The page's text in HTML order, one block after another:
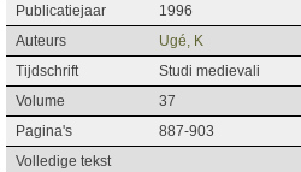
Publicatiejaar
1996
Auteurs
Ugé, K
Tijdschrift
Studi medievali
Volume
37
Pagina's
887-903
Volledige tekst